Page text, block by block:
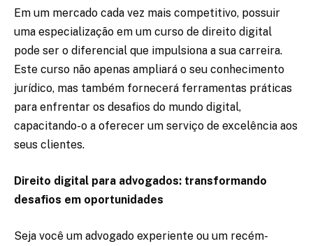
Em um mercado cada vez mais competitivo, possuir
uma especialização em um curso de direito digital
pode ser o diferencial que impulsiona a sua carreira.
Este curso não apenas ampliará o seu conhecimento
jurídico, mas também fornecerá ferramentas práticas
para enfrentar os desafios do mundo digital,
capacitando-o a oferecer um serviço de excelência aos
seus clientes.
Direito digital para advogados: transformando
desafios em oportunidades
Seja você um advogado experiente ou um recém-